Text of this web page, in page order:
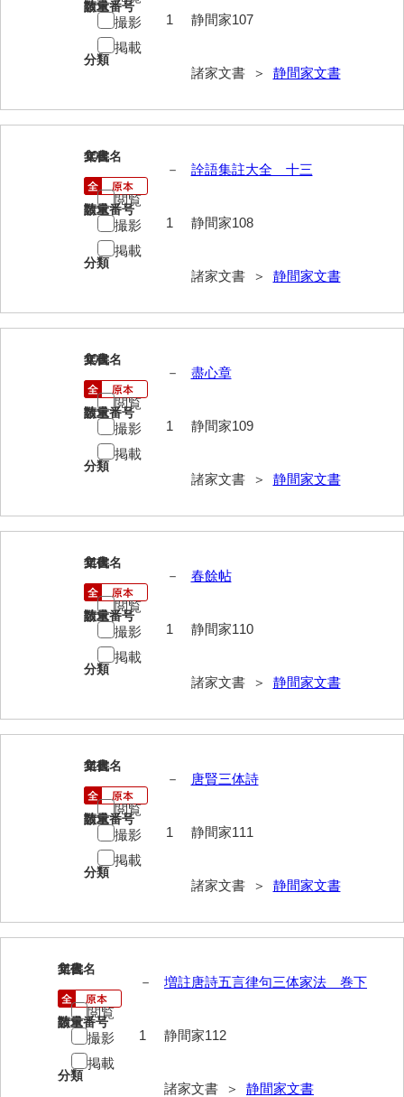
岡田家文書（徳地町）
岡田家文書（萩市）
岡本家文書（島根県）
岡本家文書（周防大島町）
小川家文書
小川五郎収集史料
尾崎家文書（防府市）
小沢家文書（阿東町）
小沢太郎文書
小田家文書（山口市吉敷）
小田家文書（柳井市金屋）
小田家文書（山口市下小鯖）
小野家文書
影山家文書
鹿島家文書
梶山家文書
片岡トミ子自作農地木札
堅田家文書（一般郷土伝来）
堅田家文書（山口市）
堅田家文書（山口市２）
片山家文書（阿東町）
片山家文書（美和町）
勝間田家文書
桂家文書（防府市）
桂家文書（宇部市1）
請求番号
静間家107
分類
諸家文書 ＞ 静間家文書
数量
1
撮影
掲載
108
文書名
詮語集註大全 十三
請求番号
静間家108
分類
諸家文書 ＞ 静間家文書
年代
－
数量
1
閲覧
撮影
掲載
109
文書名
盡心章
請求番号
静間家109
分類
諸家文書 ＞ 静間家文書
年代
－
数量
1
閲覧
撮影
掲載
110
文書名
春餘帖
請求番号
静間家110
分類
諸家文書 ＞ 静間家文書
年代
－
数量
1
閲覧
撮影
掲載
111
文書名
唐賢三体詩
請求番号
静間家111
分類
諸家文書 ＞ 静間家文書
年代
－
数量
1
閲覧
撮影
掲載
112
文書名
増註唐詩五言律句三体家法 巻下
請求番号
静間家112
分類
諸家文書 ＞ 静間家文書
年代
－
数量
1
閲覧
撮影
掲載